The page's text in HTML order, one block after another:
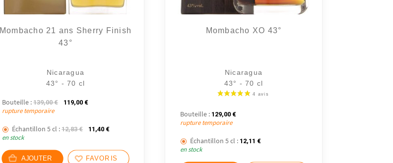
Mombacho 21 ans Sherry Finish
43°
Nicaragua
43° - 70 cl
Bouteille : 139,00€ Le prix initial était : 139,00 €.
119,00 €Le prix actuel est : 119,00 €.
rupture temporaire
Échantillon 5 cl : 12,83€ Le prix initial était : 12,83 €.
11,40 €Le prix actuel est : 11,40 €.
en stock
AJOUTER FAVORIS
Mombacho XO 43°
Nicaragua
43° - 70 cl
Bouteille : 129,00 €
rupture temporaire
Échantillon 5 cl : 12,11 €
en stock